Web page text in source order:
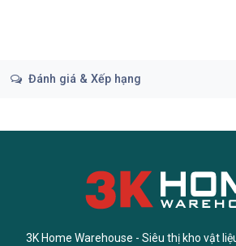
Đánh giá & Xếp hạng
3K Home Warehouse - Siêu thị kho vật